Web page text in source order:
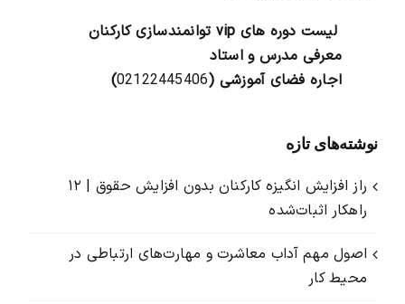
لیست دوره های vip توانمندسازی کارکنان
معرفی مدرس و استاد
اجاره فضای آموزشی (02122445406
)
نوشته‌های تازه
راز افزایش انگیزه کارکنان بدون افزایش حقوق | ۱۲
راهکار اثبات‌شده
اصول مهم آداب معاشرت و مهارت‌های ارتباطی در
محیط کار